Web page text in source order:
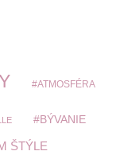
ATMOSFÉRA
BÝVANIE
ŠTÝLE